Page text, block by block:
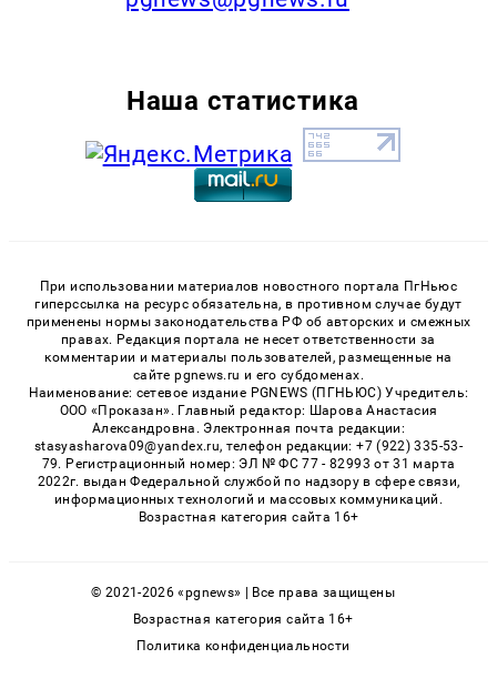
Наша статистика
При использовании материалов новостного портала ПгНьюс
гиперссылка на ресурс обязательна, в противном случае будут
применены нормы законодательства РФ об авторских и смежных
правах. Редакция портала не несет ответственности за
комментарии и материалы пользователей, размещенные на
сайте pgnews.ru и его субдоменах.
Наименование: сетевое издание PGNEWS (ПГНЬЮС) Учредитель:
ООО «Проказан». Главный редактор: Шарова Анастасия
Александровна. Электронная почта редакции:
stasyasharova09@yandex.ru, телефон редакции: +7 (922) 335-53-
79. Регистрационный номер: ЭЛ № ФС 77 - 82993 от 31 марта
2022г. выдан Федеральной службой по надзору в сфере связи,
информационных технологий и массовых коммуникаций.
Возрастная категория сайта 16+
© 2021-2026 «pgnews» | Все права защищены
Возрастная категория сайта 16+
Политика конфиденциальности